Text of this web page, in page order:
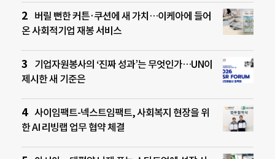
버릴 뻔한 커튼·쿠션에 새 가치…이케아에 들어
온 사회적기업 재봉 서비스
기업자원봉사의 ‘진짜 성과’는 무엇인가…UN이
제시한 새 기준은
사이임팩트-넥스트임팩트, 사회복지 현장을 위
한 AI 리빙랩 업무 협약 체결